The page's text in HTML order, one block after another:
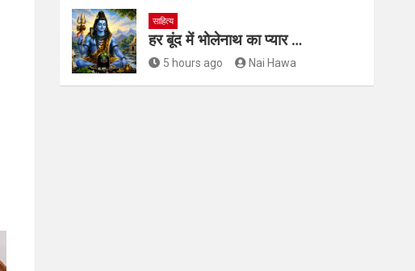
साहित्य
हर बूंद में भोलेनाथ का प्यार …
5 hours ago Nai Hawa